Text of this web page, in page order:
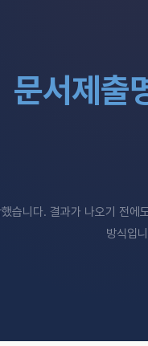
문서제출
습니다. 결과가 나오기 전
방식입